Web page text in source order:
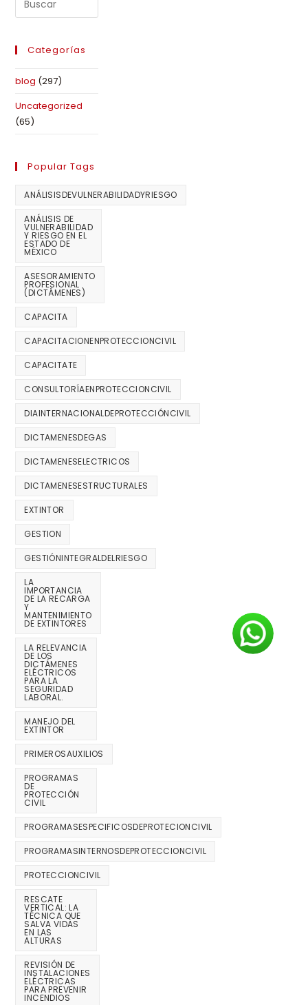
Categorías
blog (297)
Uncategorized
(65)
Popular Tags
ANÁLISISDEVULNERABILIDADYRIESGO
ANÁLISIS DE
VULNERABILIDAD
Y RIESGO EN EL
ESTADO DE
MÉXICO
ASESORAMIENTO
PROFESIONAL
(DICTÁMENES)
CAPACITA
CAPACITACIONENPROTECCIONCIVIL
CAPACITATE
CONSULTORÍAENPROTECCIONCIVIL
DIAINTERNACIONALDEPROTECCIÓNCIVIL
DICTAMENESDEGAS
DICTAMENESELECTRICOS
DICTAMENESESTRUCTURALES
EXTINTOR
GESTION
GESTIÓNINTEGRALDELRIESGO
LA
IMPORTANCIA
DE LA RECARGA
Y
MANTENIMIENTO
DE EXTINTORES
LA RELEVANCIA
DE LOS
DICTÁMENES
ELÉCTRICOS
PARA LA
SEGURIDAD
LABORAL.
MANEJO DEL
EXTINTOR
PRIMEROSAUXILIOS
PROGRAMAS
DE
PROTECCIÓN
CIVIL
PROGRAMASESPECIFICOSDEPROTECIONCIVIL
PROGRAMASINTERNOSDEPROTECCIONCIVIL
PROTECCIONCIVIL
RESCATE
VERTICAL: LA
TÉCNICA QUE
SALVA VIDAS
EN LAS
ALTURAS
REVISIÓN DE
INSTALACIONES
ELÉCTRICAS
PARA PREVENIR
INCENDIOS